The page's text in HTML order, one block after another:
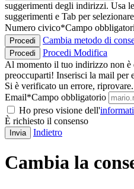
suggerimenti degli indirizzi. Usa
suggerimenti e Tab per
Numero civico*Campo
Procedi Cambia metodo di
Procedi Procedi Modifica
Al momento il tuo indirizzo non è
preoccuparti! Inserisci la mail per
Si è verificato un errore, riprovare.
Email*Campo obbligatorio
Ho preso visione dell'
È richiesto il consenso
Invia Indietro
Cambia la